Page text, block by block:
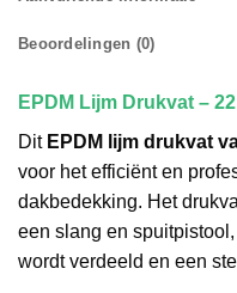
Beoordelingen (0)
EPDM Lijm Drukvat –
Dit EPDM lijm drukvat
voor het efficiënt en
dakbedekking. Het
een slang en
wordt verdeeld en een